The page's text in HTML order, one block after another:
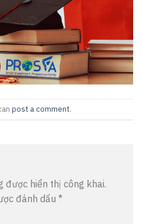
post a comment.
được hiển thị công khai.
đánh dấu *